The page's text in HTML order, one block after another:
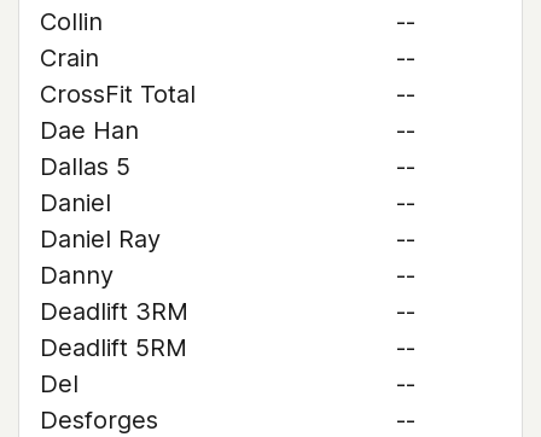
Collin
--
Crain
--
CrossFit Total
--
Dae Han
--
Dallas 5
--
Daniel
--
Daniel Ray
--
Danny
--
Deadlift 3RM
--
Deadlift 5RM
--
Del
--
Desforges
--